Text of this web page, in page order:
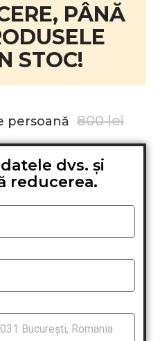
PÂNĂ
STOC!
persoană 800 lei
dvs. și
reducerea.